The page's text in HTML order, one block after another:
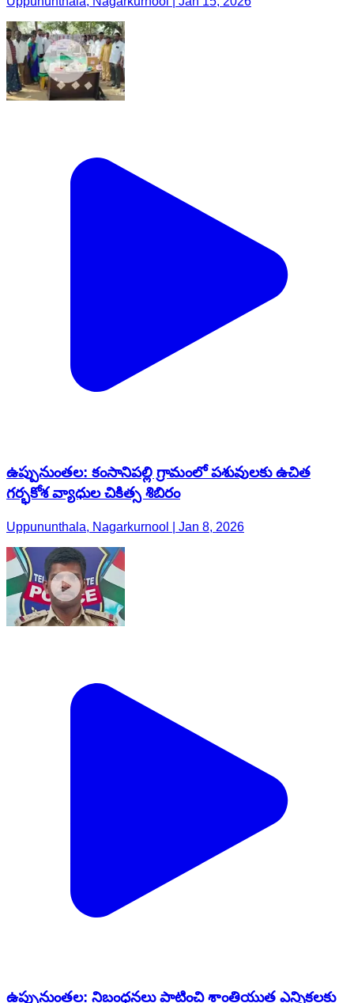
ఉప్పునుంతల: కంసానిపల్లి గ్రామంలో పశువులకు ఉచిత
గర్భకోశ వ్యాధుల చికిత్స శిబిరం
Uppununthala, Nagarkurnool | Jan 8, 2026
ఉప్పునుంతల: నిబంధనలు పాటించి శాంతియుత ఎన్నికలకు